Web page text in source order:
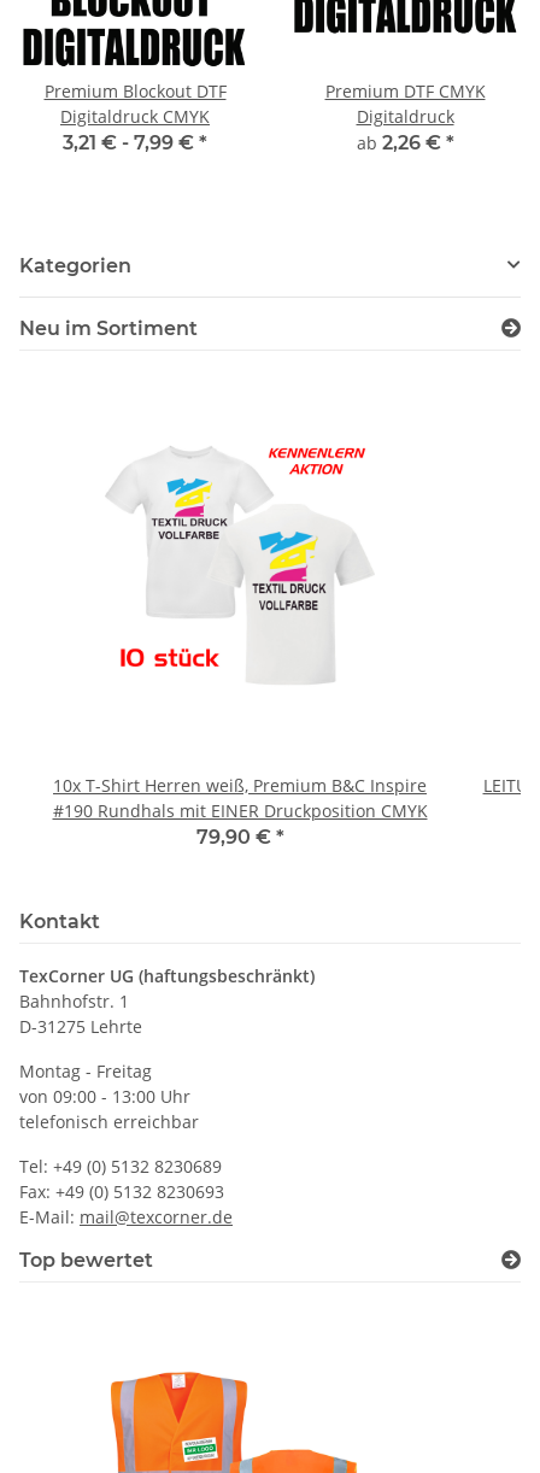
Premium Blockout DTF
Digitaldruck CMYK
3,21 € - 7,99 € *
Premium DTF CMYK
Digitaldruck
ab 2,26 € *
Kategorien
Neu im Sortiment
10x T-Shirt Herren weiß, Premium B&C Inspire
#190 Rundhals mit EINER Druckposition CMYK
79,90 € *
Kontakt
TexCorner UG (haftungsbeschränkt)
Bahnhofstr. 1
D-31275 Lehrte
Montag - Freitag
von 09:00 - 13:00 Uhr
telefonisch erreichbar
Tel: +49 (0) 5132 8230689
Fax: +49 (0) 5132 8230693
E-Mail: mail@texcorner.de
Top bewertet